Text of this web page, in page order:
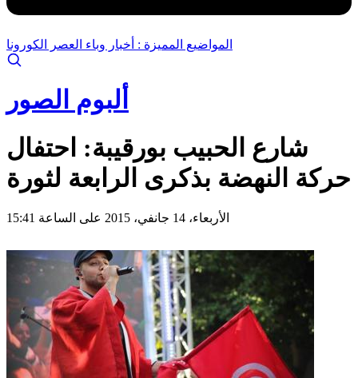
المواضيع المميزة : أخبار وباء العصر الكورونا
ألبوم الصور
شارع الحبيب بورقيبة: احتفال
حركة النهضة بذكرى الرابعة لثورة
الأربعاء، 14 جانفي، 2015 على الساعة 15:41